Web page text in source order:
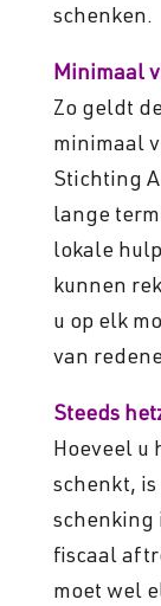
schenken.
Minimaal
Zo geldt
minimaal
Stichting
lange
lokale
kunnen
u op elk
van
Steeds
Hoeveel u
schenkt,
schenking
fiscaal
moet wel